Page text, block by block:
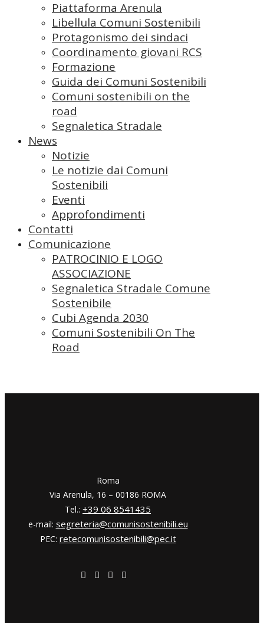
Piattaforma Arenula
Libellula Comuni Sostenibili
Protagonismo dei sindaci
Coordinamento giovani RCS
Formazione
Guida dei Comuni Sostenibili
Comuni sostenibili on the
road
Segnaletica Stradale
News
Notizie
Le notizie dai Comuni
Sostenibili
Eventi
Approfondimenti
Contatti
Comunicazione
PATROCINIO E LOGO
ASSOCIAZIONE
Segnaletica Stradale Comune
Sostenibile
Cubi Agenda 2030
Comuni Sostenibili On The
Road
​​Roma
Via Arenula, 16 – 00186 ROMA
Tel.: +39 06 8541435
e-mail: segreteria@comunisostenibili.eu
PEC: retecomunisostenibili@pec.it